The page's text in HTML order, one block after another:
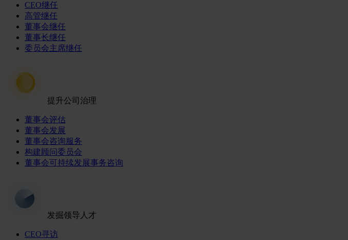
CEO继任
高管继任
董事会继任
董事长继任
委员会主席继任
提升公司治理
董事会评估
董事会发展
董事会咨询服务
构建顾问委员会
董事会可持续发展事务咨询
发掘领导人才
CEO寻访